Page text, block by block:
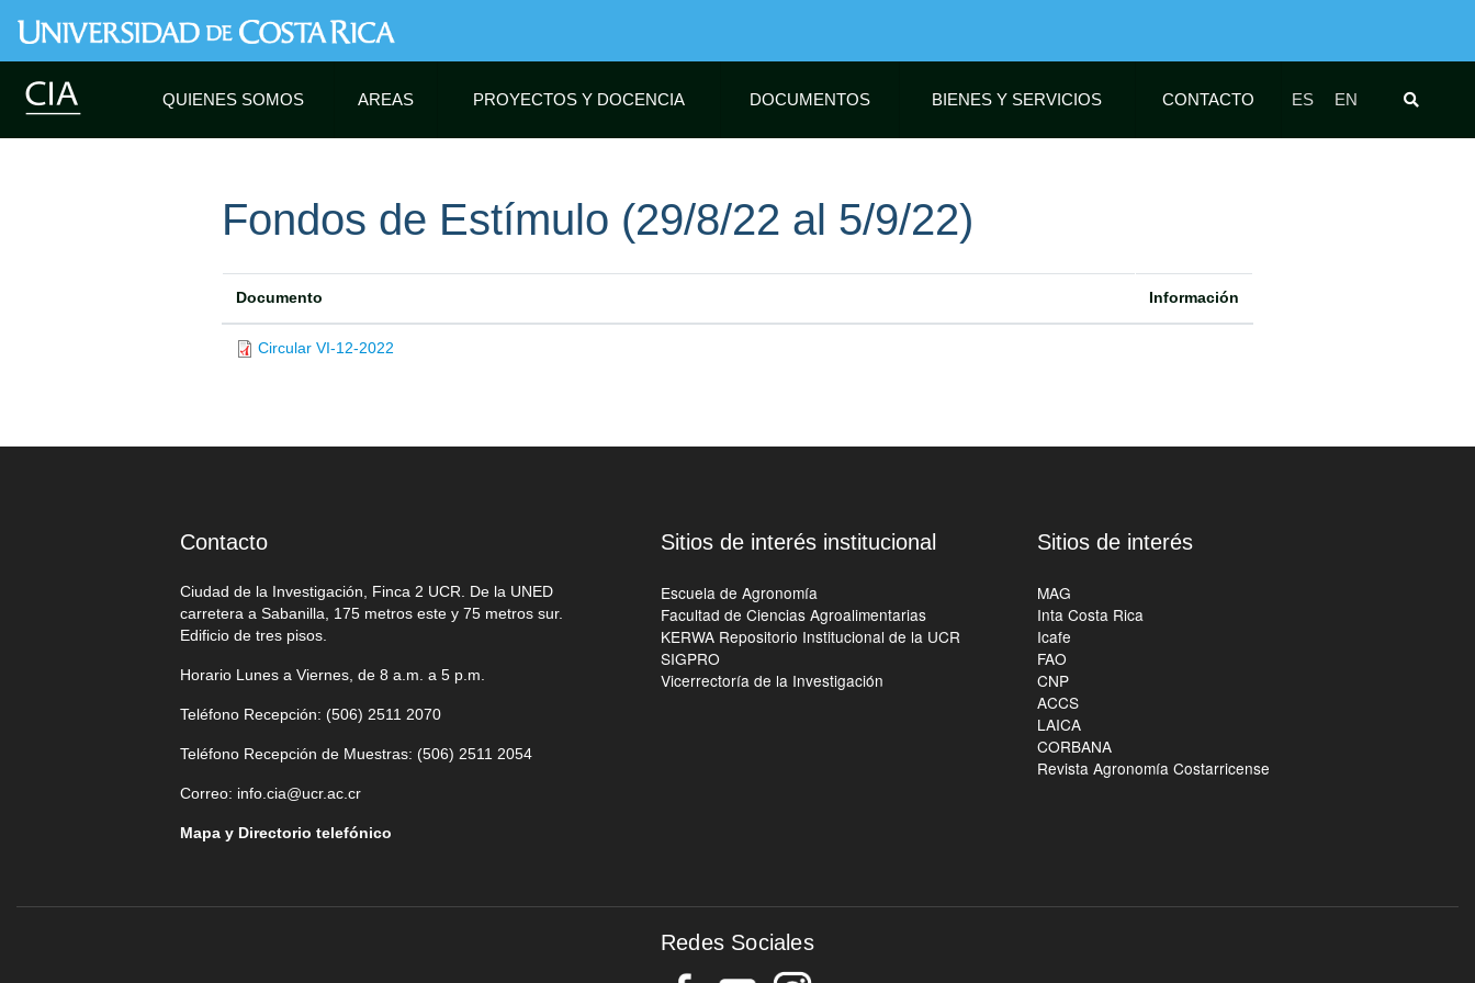
principal
QUIENES SOMOS AREAS PROYECTOS Y DOCENCIA DOCUMENTOS BIENES Y SERVICIOS CONTACTO ES EN
Fondos de Estímulo (29/8/22 al 5/9/22)
Documento Información
Circular VI-12-2022
Contacto
Ciudad de la Investigación, Finca 2 UCR. De la UNED
carretera a Sabanilla, 175 metros este y 75 metros sur.
Edificio de tres pisos.
Horario Lunes a Viernes, de 8 a.m. a 5 p.m.
Teléfono Recepción: (506)2511 2070
Teléfono Recepción de Muestras: (506)2511 2054
Correo: info.cia@ucr.ac.cr
Mapa y Directorio telefónico
Sitios de interés institucional
Escuela de Agronomía
Facultad de Ciencias Agroalimentarias
KERWA Repositorio Institucional de la UCR
SIGPRO
Vicerrectoría de la Investigación
Sitios de interés
MAG
Inta Costa Rica
Icafe
FAO
CNP
ACCS
LAICA
CORBANA
Revista Agronomía Costarricense
Redes Sociales